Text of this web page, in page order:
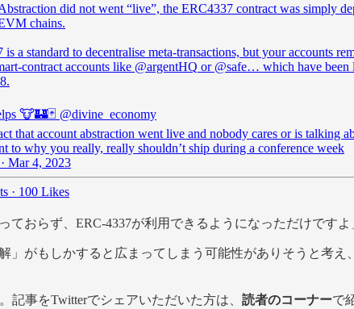
did not went “live”, the ERC4337 contract was simply
chains.
is a standard to decentralise meta-transactions, but your accounts
contract accounts like @argentHQ or @safe… which have been
🐮🏰🃏 @divine_economy
that account abstraction went live and nobody cares or is talking
to why you really, really shouldn’t ship during a conference week
Mar 4, 2023
· 100 Likes
ておらず、ERC-4337が利用できるようになっただけです
」がもしかすると広まってしまう可能性がありそうと考
事をTwitterでシェアいただいた方は、 読者のコーナーで